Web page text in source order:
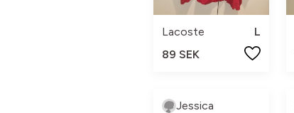
Lacoste
L
89 SEK
Jessica